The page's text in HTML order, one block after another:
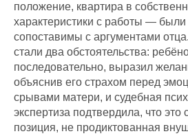
положение, квартира в
характеристики с работы —
сопоставимы с аргументами
стали два обстоятельства:
последовательно, выразил
объяснив его страхом перед
срывами матери, и судебная
экспертиза подтвердила, что это
позиция, не продиктованная